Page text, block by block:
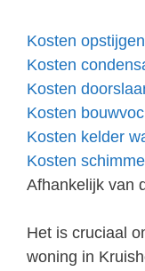
Kosten
Kosten
Kosten
Kosten
Kosten kelder
Kosten
Afhankelijk van
Het is cruciaal
woning in